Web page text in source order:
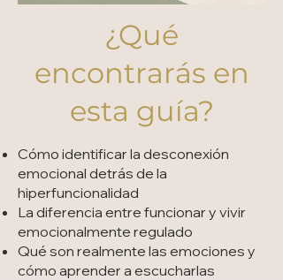
¿Qué
encontrarás en
esta guía?
Cómo identificar la desconexión
emocional detrás de la
hiperfuncionalidad
La diferencia entre funcionar y vivir
emocionalmente regulado
Qué son realmente las emociones y
cómo aprender a escucharlas